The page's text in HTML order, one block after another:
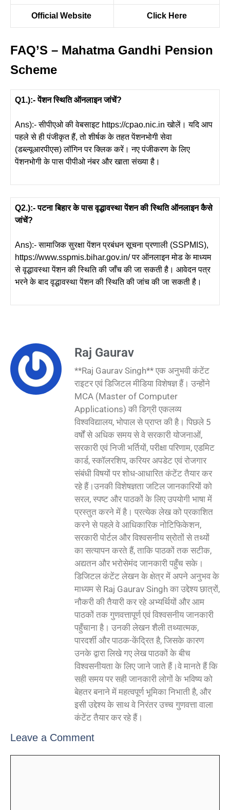
Official Website Click Here
FAQ’S – Mahatma Gandhi Pension
Scheme
Q1.):- पेंशन स्थिति ऑनलाइन जांचें?
Ans):- सीपीएओ की वेबसाइट https://cpao.nic.in खोलें। यदि आप
पहले से ही पंजीकृत हैं, तो शीर्षक के तहत पेंशनभोगी सेवा
(डब्ल्यूआरपीएस) लॉगिन पर क्लिक करें। नए पंजीकरण के लिए
पेंशनभोगी के पास पीपीओ नंबर और खाता संख्या है।
Q2.):- पटना बिहार के पास वृद्धावस्था पेंशन की स्थिति ऑनलाइन कैसे
जांचें?
Ans):- सामाजिक सुरक्षा पेंशन प्रबंधन सूचना प्रणाली (SSPMIS),
https://www.sspmis.bihar.gov.in/ पर ऑनलाइन मोड के माध्यम
से वृद्धावस्था पेंशन की स्थिति की जाँच की जा सकती है। आवेदन पत्र
भरने के बाद वृद्धावस्था पेंशन की स्थिति की जांच की जा सकती है।
Raj Gaurav
**Raj Gaurav Singh** एक अनुभवी कंटेंट
राइटर एवं डिजिटल मीडिया विशेषज्ञ हैं। उन्होंने
MCA (Master of Computer
Applications) की डिग्री एकलव्य
विश्वविद्यालय, भोपाल से प्राप्त की है। पिछले 5
वर्षों से अधिक समय से वे सरकारी योजनाओं,
सरकारी एवं निजी भर्तियों, परीक्षा परिणाम, एडमिट
कार्ड, स्कॉलरशिप, करियर अपडेट एवं रोजगार
संबंधी विषयों पर शोध-आधारित कंटेंट तैयार कर
रहे हैं।उनकी विशेषज्ञता जटिल जानकारियों को
सरल, स्पष्ट और पाठकों के लिए उपयोगी भाषा में
प्रस्तुत करने में है। प्रत्येक लेख को प्रकाशित
करने से पहले वे आधिकारिक नोटिफिकेशन,
सरकारी पोर्टल और विश्वसनीय स्रोतों से तथ्यों
का सत्यापन करते हैं, ताकि पाठकों तक सटीक,
अद्यतन और भरोसेमंद जानकारी पहुँच सके।
डिजिटल कंटेंट लेखन के क्षेत्र में अपने अनुभव के
माध्यम से Raj Gaurav Singh का उद्देश्य छात्रों,
नौकरी की तैयारी कर रहे अभ्यर्थियों और आम
पाठकों तक गुणवत्तापूर्ण एवं विश्वसनीय जानकारी
पहुँचाना है। उनकी लेखन शैली तथ्यात्मक,
पारदर्शी और पाठक-केंद्रित है, जिसके कारण
उनके द्वारा लिखे गए लेख पाठकों के बीच
विश्वसनीयता के लिए जाने जाते हैं।वे मानते हैं कि
सही समय पर सही जानकारी लोगों के भविष्य को
बेहतर बनाने में महत्वपूर्ण भूमिका निभाती है, और
इसी उद्देश्य के साथ वे निरंतर उच्च गुणवत्ता वाला
कंटेंट तैयार कर रहे हैं।
Leave a Comment